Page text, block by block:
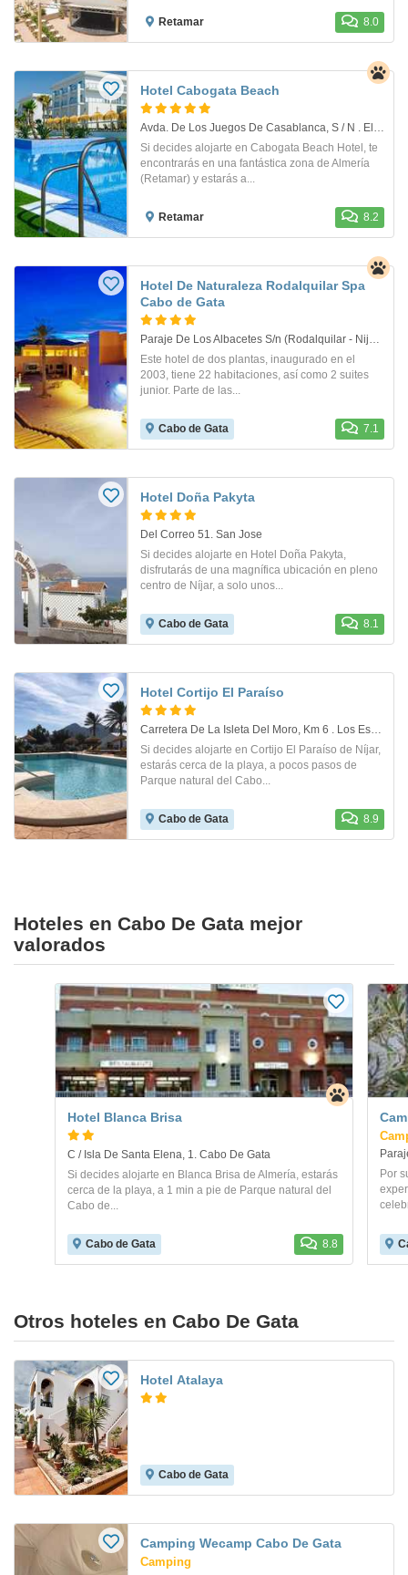
Retamar 8.0
Hotel Cabogata Beach
Avda. De Los Juegos De Casablanca, S / N . El Toyo. Almería, España
Si decides alojarte en Cabogata Beach Hotel, te
encontrarás en una fantástica zona de Almería
(Retamar) y estarás a...
Retamar 8.2
Hotel De Naturaleza Rodalquilar Spa
Cabo de Gata
Paraje De Los Albacetes S/n (Rodalquilar - Nijar) . Rodalquilar
Este hotel de dos plantas, inaugurado en el
2003, tiene 22 habitaciones, así como 2 suites
junior. Parte de las...
Cabo de Gata 7.1
Hotel Doña Pakyta
Del Correo 51. San Jose
Si decides alojarte en Hotel Doña Pakyta,
disfrutarás de una magnífica ubicación en pleno
centro de Níjar, a solo unos...
Cabo de Gata 8.1
Hotel Cortijo El Paraíso
Carretera De La Isleta Del Moro, Km 6 . Los Escullos
Si decides alojarte en Cortijo El Paraíso de Níjar,
estarás cerca de la playa, a pocos pasos de
Parque natural del Cabo...
Cabo de Gata 8.9
Hoteles en Cabo De Gata mejor
valorados
Hotel Blanca Brisa
C / Isla De Santa Elena, 1. Cabo De Gata
Si decides alojarte en Blanca Brisa de Almería, estarás
cerca de la playa, a 1 min a pie de Parque natural del
Cabo de...
Cabo de Gata 8.8
Por
Otros hoteles en Cabo De Gata
Hotel Atalaya
Cabo de Gata
Camping Wecamp Cabo De Gata
Camping